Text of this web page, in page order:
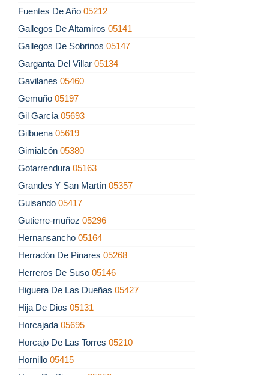
Fuentes De Año 05212
Gallegos De Altamiros 05141
Gallegos De Sobrinos 05147
Garganta Del Villar 05134
Gavilanes 05460
Gemuño 05197
Gil García 05693
Gilbuena 05619
Gimialcón 05380
Gotarrendura 05163
Grandes Y San Martín 05357
Guisando 05417
Gutierre-muñoz 05296
Hernansancho 05164
Herradón De Pinares 05268
Herreros De Suso 05146
Higuera De Las Dueñas 05427
Hija De Dios 05131
Horcajada 05695
Horcajo De Las Torres 05210
Hornillo 05415